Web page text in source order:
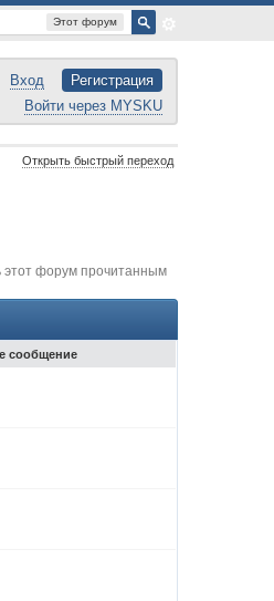
Этот форум
Вход
Регистрация
Войти через MYSKU
Открыть быстрый переход
форум прочитанным
сообщение